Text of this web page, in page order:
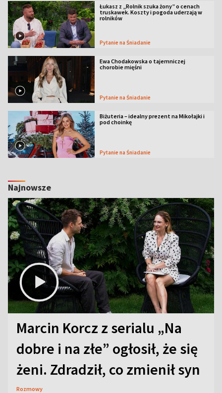
Łukasz z „Rolnik szuka żony” o cenach
truskawek. Koszty i pogoda uderzają w
rolników
Pytanie na Śniadanie
Ewa Chodakowska o tajemniczej
chorobie mięśni
Pytanie na Śniadanie
Biżuteria – idealny prezent na Mikołajki i
pod choinkę
Pytanie na Śniadanie
Najnowsze
Marcin Korcz z serialu „Na
dobre i na złe” ogłosił, że się
żeni. Zdradził, co zmienił syn
Rozmowy